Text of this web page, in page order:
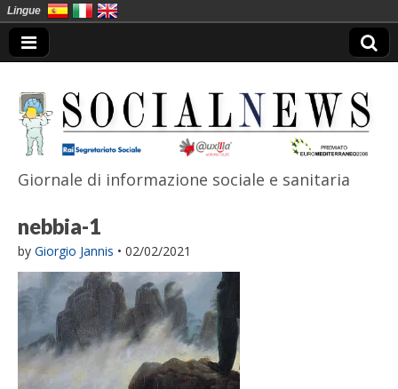
SocialNews
Giornale di informazione sociale e sanitaria
nebbia-1
by Giorgio Jannis • 02/02/2021
Lingue